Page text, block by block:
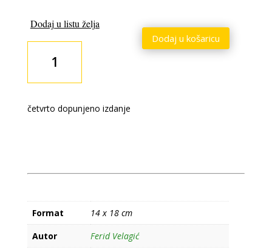
Dodaj u listu želja
količina
Dodaj u košaricu
četvrto dopunjeno izdanje
Format
14 x 18 cm
Autor
Ferid Velagić